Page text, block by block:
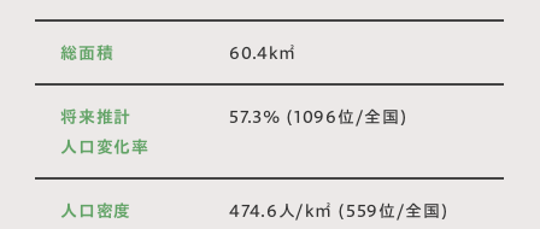
総面積 60.4k㎡
将来推計
人口変化率
57.3% (1096位/全国)
人口密度 474.6人/k㎡ (559位/全国)